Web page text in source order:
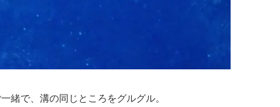
緒で、溝の同じところをグルグル。